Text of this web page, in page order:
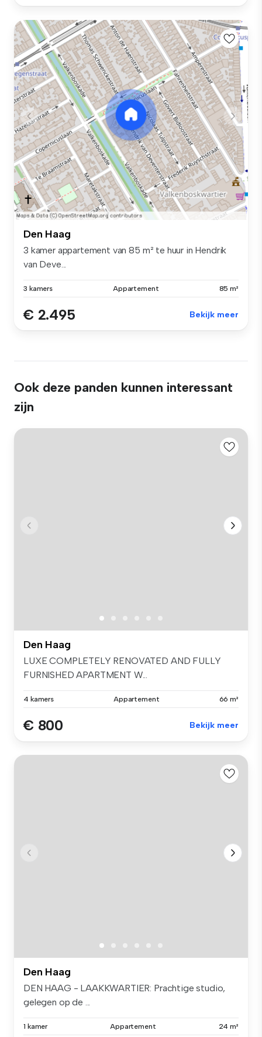
Den Haag
3 kamer appartement van 85 m² te huur in Hendrik
van Deve...
3 kamers Appartement 85 m²
€ 2.495 Bekijk meer
Ook deze panden kunnen interessant
zijn
Den Haag
LUXE COMPLETELY RENOVATED AND FULLY
FURNISHED APARTMENT W...
4 kamers Appartement 66 m²
€ 800 Bekijk meer
Den Haag
DEN HAAG - LAAKKWARTIER: Prachtige studio,
gelegen op de ...
1 kamer Appartement 24 m²